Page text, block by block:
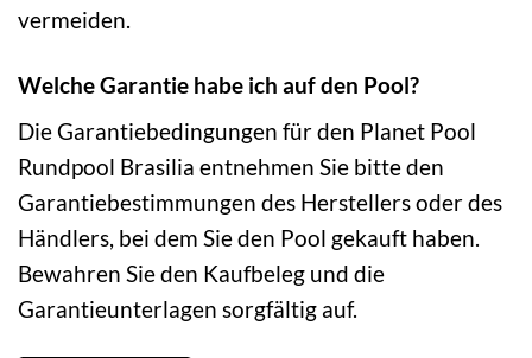
vermeiden.
Welche Garantie habe ich auf den Pool?
Die Garantiebedingungen für den Planet Pool
Rundpool Brasilia entnehmen Sie bitte den
Garantiebestimmungen des Herstellers oder des
Händlers, bei dem Sie den Pool gekauft haben.
Bewahren Sie den Kaufbeleg und die
Garantieunterlagen sorgfältig auf.